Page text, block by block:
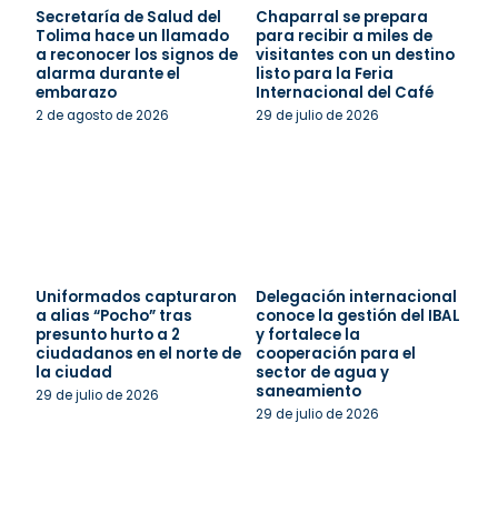
Secretaría de Salud del
Tolima hace un llamado
a reconocer los signos de
alarma durante el
embarazo
2 de agosto de 2026
Chaparral se prepara
para recibir a miles de
visitantes con un destino
listo para la Feria
Internacional del Café
29 de julio de 2026
Uniformados capturaron
a alias “Pocho” tras
presunto hurto a 2
ciudadanos en el norte de
la ciudad
29 de julio de 2026
Delegación internacional
conoce la gestión del IBAL
y fortalece la
cooperación para el
sector de agua y
saneamiento
29 de julio de 2026